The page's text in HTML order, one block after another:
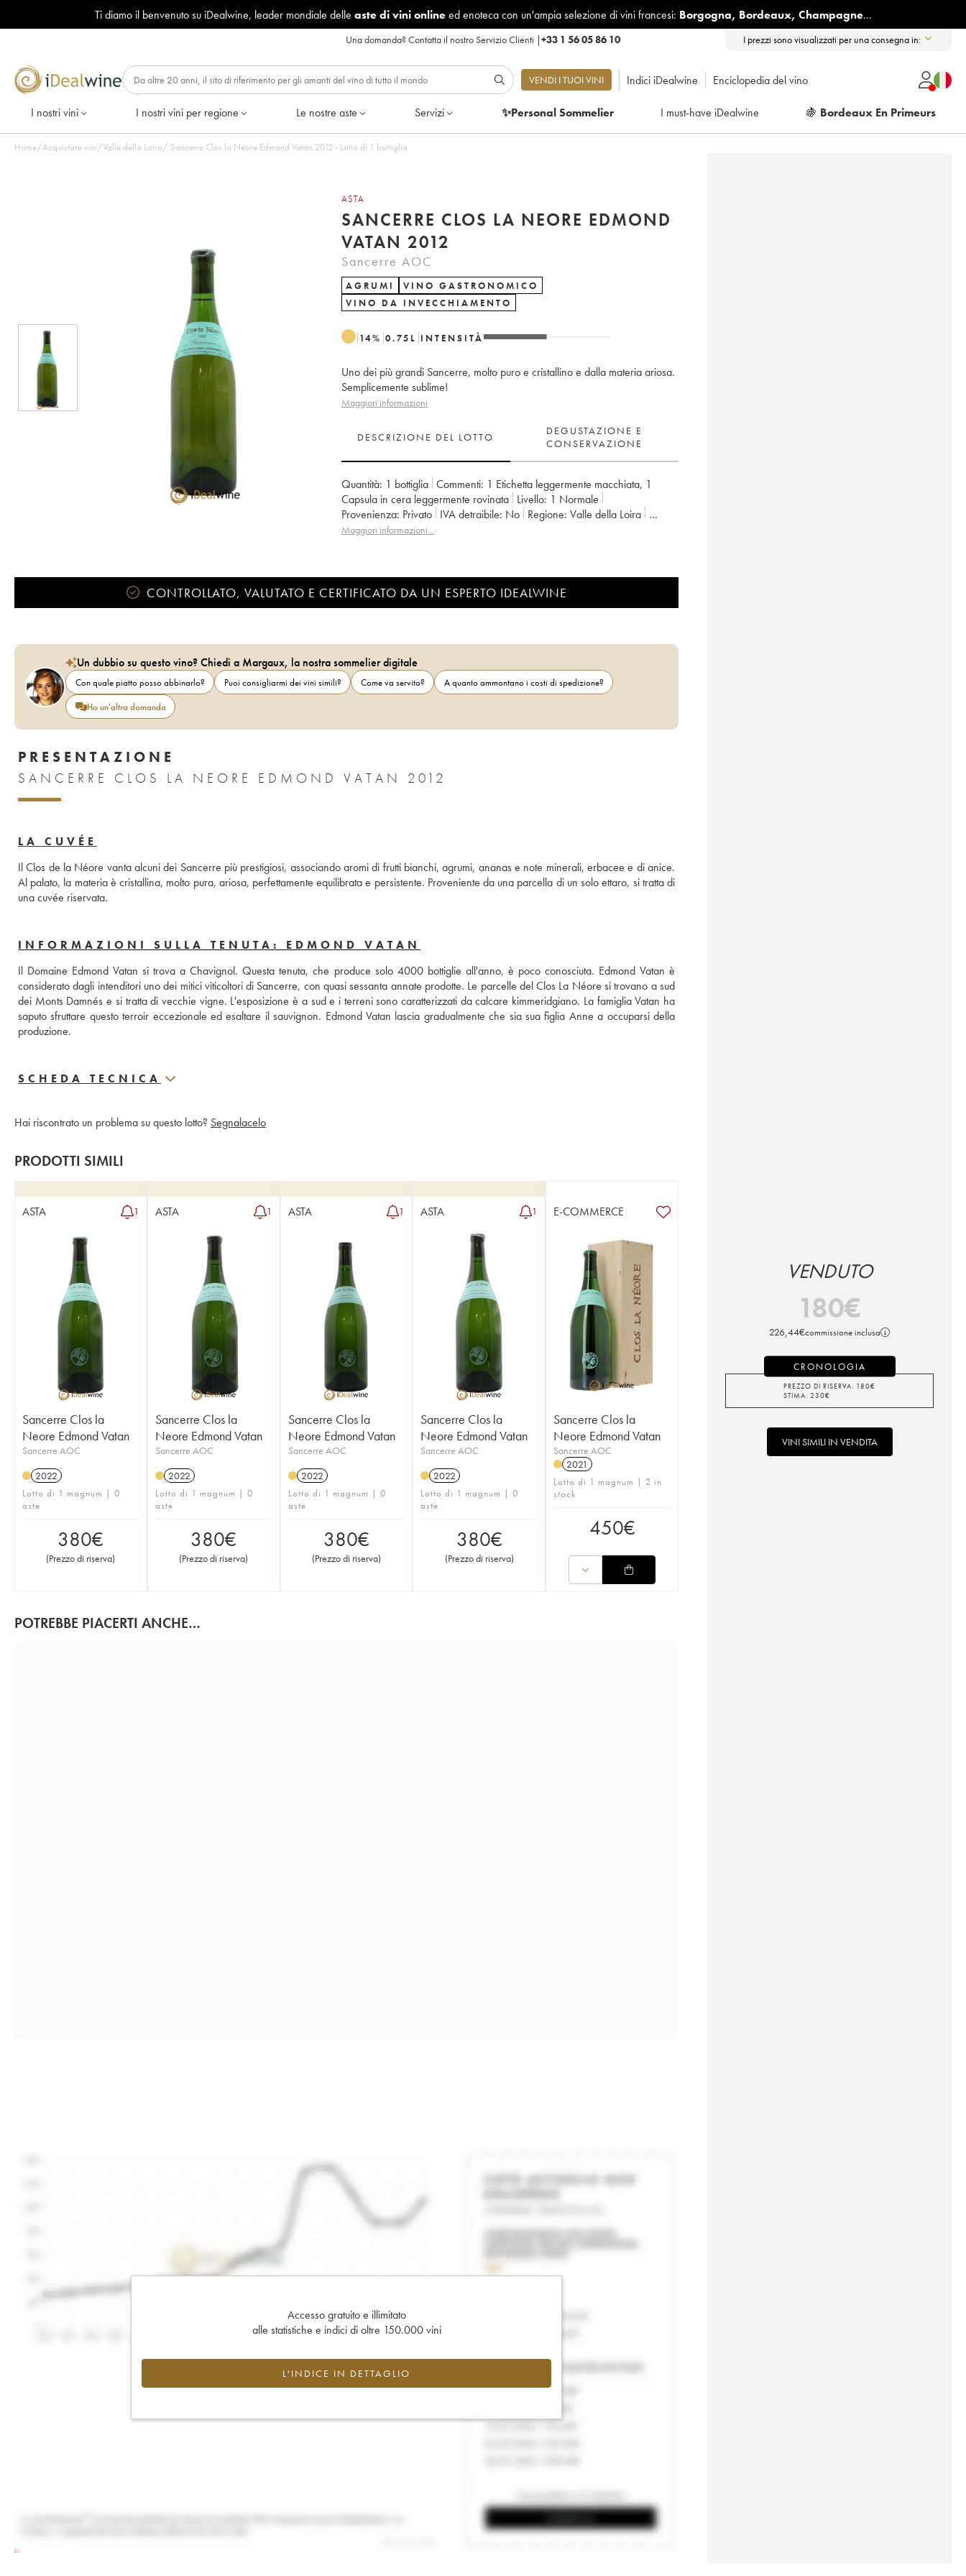
Ti diamo il benvenuto su iDealwine, leader mondiale delle aste di vini onlineed enoteca con un'ampia selezione di vini francesi: Borgogna, Bordeaux, Champagne...
Una domanda?Contatta il nostro Servizio Clienti |+33 1 56 05 86 10 I prezzi sono visualizzati per una consegna in:
VENDI I TUOI VINI Indici iDealwine Enciclopedia del vino
I nostri vini I nostri vini per regione Le nostre aste Servizi ✨Personal Sommelier I must-have iDealwine 🍇 Bordeaux En Primeurs
Home/Acquistare vini/Valle della Loira/ Sancerre Clos la Neore Edmond Vatan 2012 - Lotto di 1 bottiglia
ASTA
SANCERRE CLOS LA NEORE EDMOND
VATAN 2012
Sancerre AOC
AGRUMI
VINO GASTRONOMICO
VINO DA INVECCHIAMENTO
14% 0.75 L INTENSITÀ
Uno dei più grandi Sancerre, molto puro e cristallino e dalla materia ariosa.
Semplicemente sublime!
Maggiori informazioni
DESCRIZIONE DEL LOTTO
DEGUSTAZIONE E
CONSERVAZIONE
Quantità: 1 bottiglia Commenti: 1 Etichetta leggermente macchiata, 1
Capsula in cera leggermente rovinata Livello: 1 Normale
Provenienza:
privato IVA detraibile: no Regione:
Valle della Loira
Denominazione: Sancerre
Maggiori informazioni…
CONTROLLATO, VALUTATO E CERTIFICATO DA UN ESPERTO IDEALWINE
Un dubbio su questo vino? Chiedi a Margaux, la nostra sommelier digitale
Con quale piatto posso abbinarlo? Puoi consigliarmi dei vini simili? Come va servito?
A quanto ammontano i costi di spedizione?
Ho un'altra domanda
PRESENTAZIONE
SANCERRE CLOS LA NEORE EDMOND VATAN 2012
LA CUVÉE
Il Clos de la Néore vanta alcuni dei Sancerre più prestigiosi, associando aromi di frutti bianchi, agrumi, ananas e note minerali, erbacee e di anice.
Al palato, la materia è cristallina, molto pura, ariosa, perfettamente equilibrata e persistente. Proveniente da una parcella di un solo ettaro, si tratta di
una cuvée riservata.
INFORMAZIONI SULLA TENUTA: EDMOND VATAN
Il Domaine Edmond Vatan si trova a Chavignol. Questa tenuta, che produce solo 4000 bottiglie all'anno, è poco conosciuta. Edmond Vatan è
considerato dagli intenditori uno dei mitici viticoltori di Sancerre, con quasi sessanta annate prodotte. Le parcelle del Clos La Néore si trovano a sud
dei Monts Damnés e si tratta di vecchie vigne. L'esposizione è a sud e i terreni sono caratterizzati da calcare kimmeridgiano. La famiglia Vatan ha
saputo sfruttare questo terroir eccezionale ed esaltare il sauvignon. Edmond Vatan lascia gradualmente che sia sua figlia Anne a occuparsi della
produzione.
SCHEDA TECNICA
Hai riscontrato un problema su questo lotto? Segnalacelo
PRODOTTI SIMILI
ASTA 1
Sancerre Clos la
Neore Edmond Vatan
Sancerre AOC
2022
Lotto di 1 magnum | 0
aste
380€
(Prezzo di riserva)
ASTA 1
Sancerre Clos la
Neore Edmond Vatan
Sancerre AOC
2022
Lotto di 1 magnum | 0
aste
380€
(Prezzo di riserva)
ASTA 1
Sancerre Clos la
Neore Edmond Vatan
Sancerre AOC
2022
Lotto di 1 magnum | 0
aste
380€
(Prezzo di riserva)
ASTA 1
Sancerre Clos la
Neore Edmond Vatan
Sancerre AOC
2022
Lotto di 1 magnum | 0
aste
380€
(Prezzo di riserva)
E-COMMERCE
Sancerre Clos la
Neore Edmond Vatan
Sancerre AOC
2021
Lotto di 1 magnum | 2 in
stock
450€
POTREBBE PIACERTI ANCHE…
Accesso gratuito e illimitato
alle statistiche e indici di oltre 150.000 vini
L'INDICE IN DETTAGLIO
VENDUTO
180€
226,44€commissione inclusa
CRONOLOGIA
PREZZO DI RISERVA: 180€
STIMA: 230€
VINI SIMILI IN VENDITA